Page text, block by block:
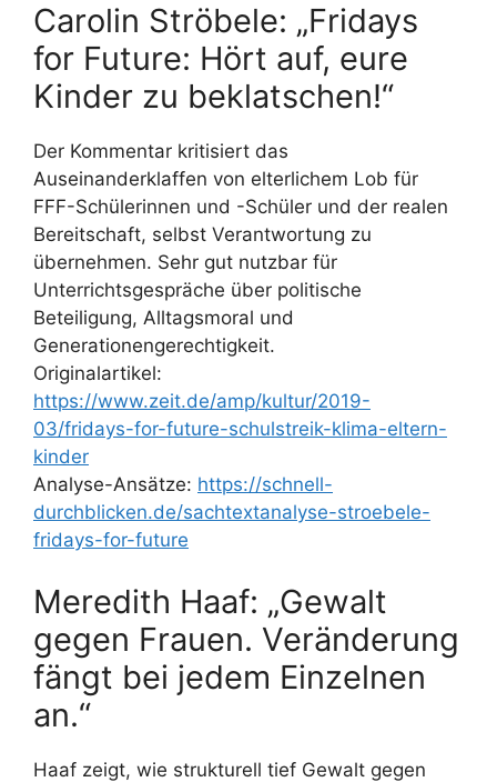
Carolin Ströbele: „Fridays
for Future: Hört auf, eure
Kinder zu beklatschen!“
Der Kommentar kritisiert das
Auseinanderklaffen von elterlichem Lob für
FFF-Schülerinnen und -Schüler und der realen
Bereitschaft, selbst Verantwortung zu
übernehmen. Sehr gut nutzbar für
Unterrichtsgespräche über politische
Beteiligung, Alltagsmoral und
Generationengerechtigkeit.
Originalartikel:
https://www.zeit.de/amp/kultur/2019-
03/fridays-for-future-schulstreik-klima-eltern-
kinder
Analyse-Ansätze: https://schnell-
durchblicken.de/sachtextanalyse-stroebele-
fridays-for-future
Meredith Haaf: „Gewalt
gegen Frauen. Veränderung
fängt bei jedem Einzelnen
an.“
Haaf zeigt, wie strukturell tief Gewalt gegen